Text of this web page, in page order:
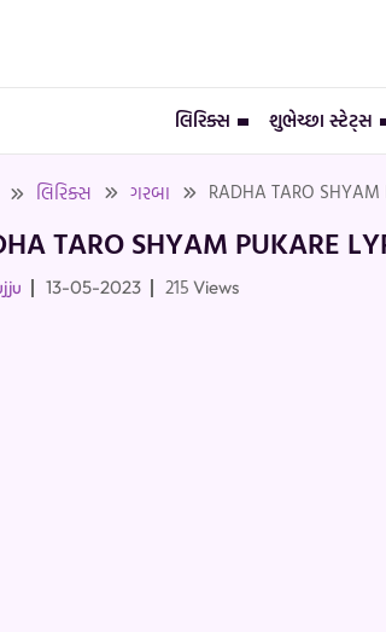
લિરિક્સ શુભેચ્છા સ્ટેટ્સ
લિરિક્સ ગરબા RADHA TARO SHYAM
TARO SHYAM PUKARE
13-05-2023 215 Views